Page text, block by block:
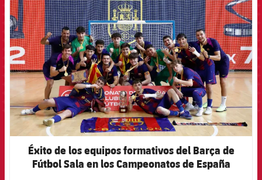
FCB Barcelona badge
Éxito de los equipos formativos del Barça de
Fútbol Sala en los Campeonatos de España